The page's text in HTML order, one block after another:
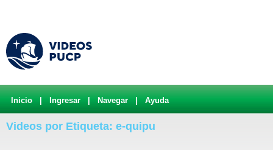
Inicio Ingresar Navegar Ayuda
Videos por Etiqueta: e-quipu